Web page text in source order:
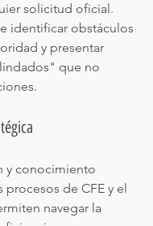
solicitud oficial.
identificar obstáculos
y presentar
que no
y conocimiento
de CFE y el
navegar la